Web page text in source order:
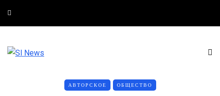
АВТОРСКОЕ ОБЩЕСТВО